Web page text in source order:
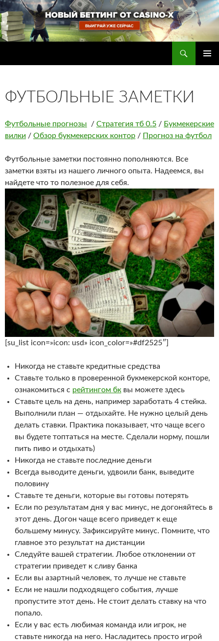
Перейти
к
содержимому
ФУТБОЛЬНЫЕ ЗАМЕТКИ
Футбольные прогнозы / Стратегия тб 0.5 / Букмекерские
вилки / Обзор букмекерских контор / Прогноз на футбол
Футбольные заметки постоянно пополняются. Все
заметки взяты из нашего личного опыта. Надеемся, вы
найдете что то полезное для себя.
[su_list icon=»icon: usd» icon_color=»#df2525″]
Никогда не ставьте кредитные средства
Ставьте только в проверенной букмекерской конторе,
ознакомиться с рейтингом бк вы можете здесь
Ставьте цель на день, например заработать 4 стейка.
Выполнили план — отдыхайте. Не нужно целый день
делать ставки. Практика показывает, что чаще всего
вы будете топтаться на месте. Сделали норму, пошли
пить пиво и отдыхать)
Никогда не ставьте последние деньги
Всегда выводите деньги, удвоили банк, выведите
половину
Ставьте те деньги, которые вы готовы потерять
Если по результатам дня у вас минус, не догоняйтесь в
этот день. Догон чаще всего приведет к еще
большему минусу. Зафиксируйте минус. Помните, что
главное это результат на дистанции
Следуйте вашей стратегии. Любое отклонении от
стратегии приведет к сливу банка
Если вы азартный человек, то лучше не ставьте
Если не нашли подходящего события, лучше
пропустите этот день. Не стоит делать ставку на что
попало.
Если у вас есть любимая команда или игрок, не
ставьте никогда на него. Насладитесь просто игрой